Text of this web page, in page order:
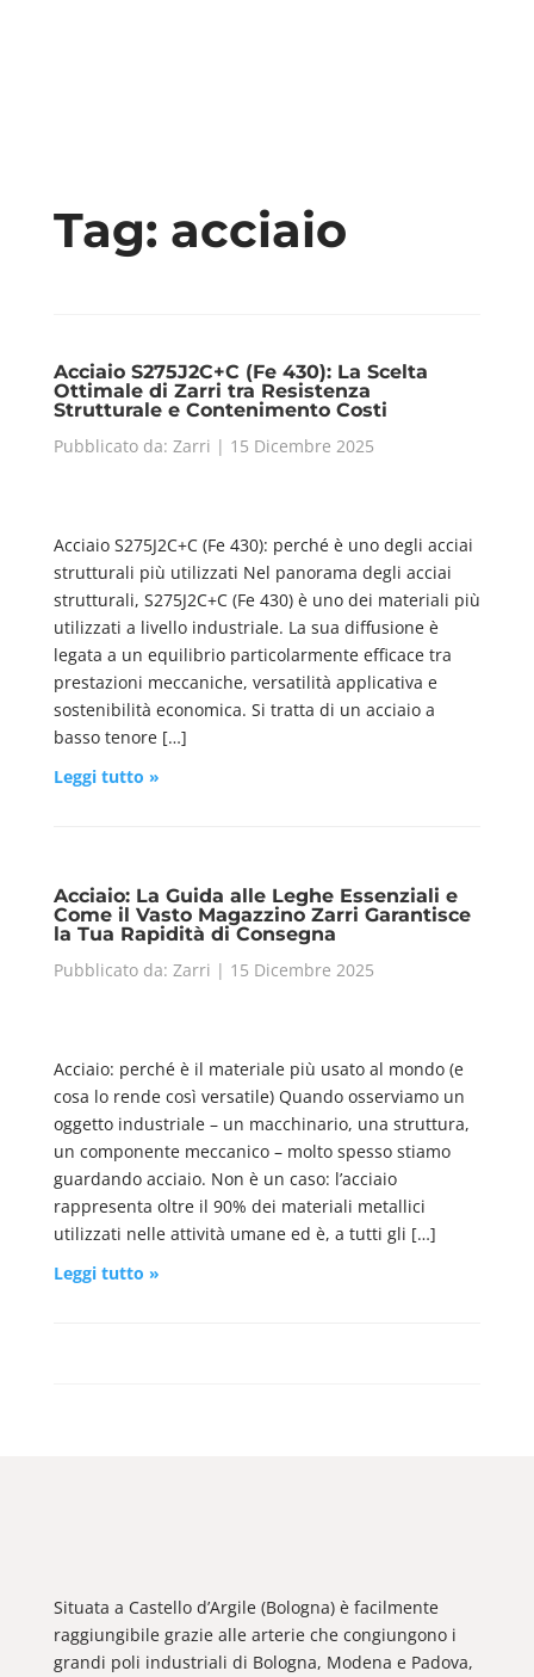
Tag: acciaio
Acciaio S275J2C+C (Fe 430): La Scelta
Ottimale di Zarri tra Resistenza
Strutturale e Contenimento Costi
Pubblicato da: Zarri | 15 Dicembre 2025
Acciaio S275J2C+C (Fe 430): perché è uno degli acciai
strutturali più utilizzati Nel panorama degli acciai
strutturali, S275J2C+C (Fe 430) è uno dei materiali più
utilizzati a livello industriale. La sua diffusione è
legata a un equilibrio particolarmente efficace tra
prestazioni meccaniche, versatilità applicativa e
sostenibilità economica. Si tratta di un acciaio a
basso tenore […]
Leggi tutto »
Acciaio: La Guida alle Leghe Essenziali e
Come il Vasto Magazzino Zarri Garantisce
la Tua Rapidità di Consegna
Pubblicato da: Zarri | 15 Dicembre 2025
Acciaio: perché è il materiale più usato al mondo (e
cosa lo rende così versatile) Quando osserviamo un
oggetto industriale – un macchinario, una struttura,
un componente meccanico – molto spesso stiamo
guardando acciaio. Non è un caso: l’acciaio
rappresenta oltre il 90% dei materiali metallici
utilizzati nelle attività umane ed è, a tutti gli […]
Leggi tutto »
Situata a Castello d’Argile (Bologna) è facilmente
raggiungibile grazie alle arterie che congiungono i
grandi poli industriali di Bologna, Modena e Padova,